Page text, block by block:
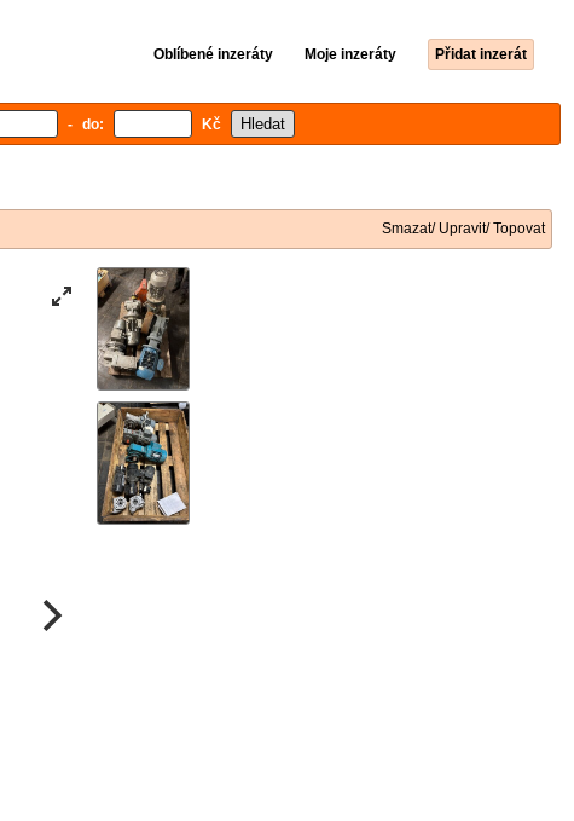
Oblíbené inzeráty Moje inzeráty Přidat inzerát
- do: Kč
Smazat/ Upravit/ Topovat